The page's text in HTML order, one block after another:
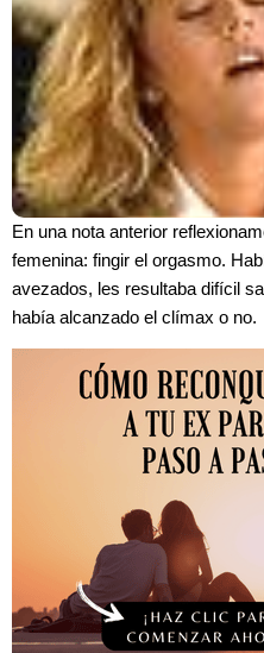
En una nota anterior
femenina: fingir el orgasmo.
avezados, les resultaba difícil
había alcanzado el clímax o no.